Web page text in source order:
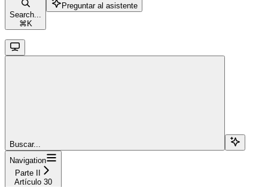
Search...
⌘ K
Preguntar al asistente
Buscar...
Navigation
Parte II
Artículo 30